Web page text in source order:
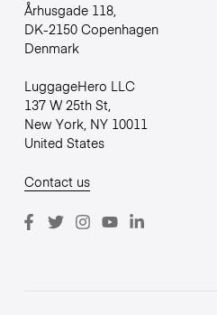
Århusgade 118,
DK-2150 Copenhagen
Denmark
LuggageHero LLC
137 W 25th St,
New York, NY 10011
United States
Contact us